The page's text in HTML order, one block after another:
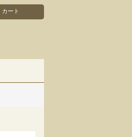
カート